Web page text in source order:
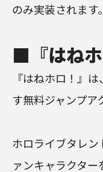
のみ実装されます。
■『はね
『はねホロ！』
す無料ジャンプア
ホロライブタレ
ァンキャラクタ